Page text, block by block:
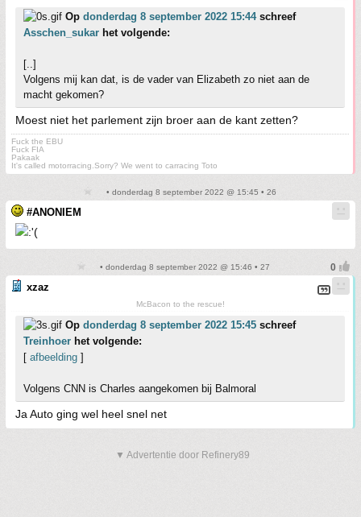
Op donderdag 8 september 2022 15:44schreef
Asschen_sukar het volgende:
[..]
Volgens mij kan dat, is de vader van Elizabeth zo niet aan de
macht gekomen?
Moest niet het parlement zijn broer aan de kant zetten?
Fuck the EBU
Fuck FIA
Pakaak
It's called motorracing.Sorry? We went to carracing Toto
• donderdag 8 september 2022 @ 15:45 • 26
#ANONIEM
• donderdag 8 september 2022 @ 15:46 • 27
xzaz
McBacon to the rescue!
Op donderdag 8 september 2022 15:45 schreef
Treinhoer het volgende:
[ afbeelding ]
Volgens CNN is Charles aangekomen bij Balmoral
Ja Auto ging wel heel snel net
▼ Advertentie door Refinery89